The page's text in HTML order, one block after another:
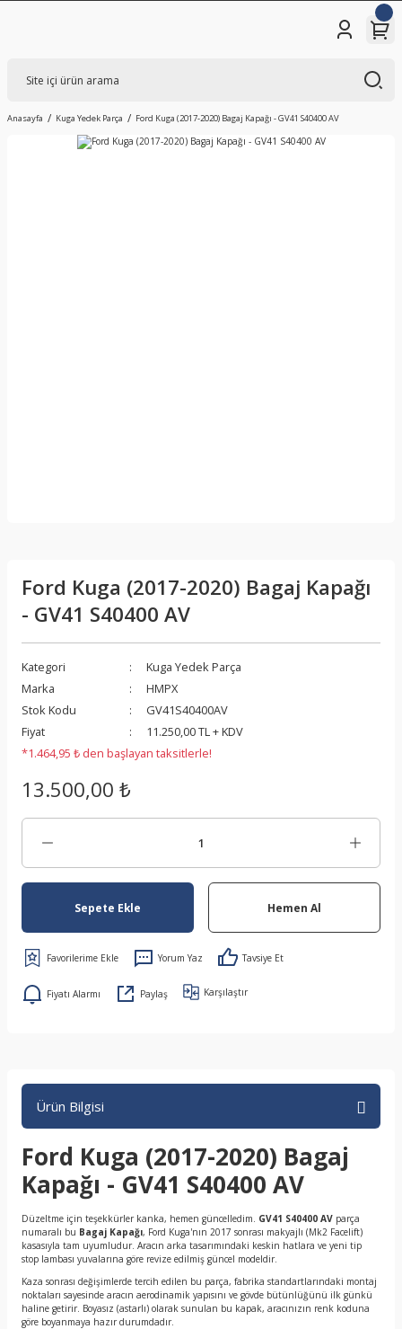
Anasayfa Kuga Yedek Parça Ford Kuga (2017-2020) Bagaj Kapağı - GV41 S40400 AV
Ford Kuga (2017-2020) Bagaj Kapağı
- GV41 S40400 AV
Kategori
Kuga Yedek Parça
Marka
HMPX
Stok Kodu
GV41S40400AV
Fiyat
11.250,00 TL + KDV
*1.464,95 ₺ den başlayan taksitlerle!
13.500,00 ₺
Sepete Ekle Hemen Al
Yorum Yaz Tavsiye Et
Fiyatı Alarmı Paylaş Karşılaştır
Ürün Bilgisi
Ford Kuga (2017-2020) Bagaj
Kapağı - GV41 S40400 AV
Düzeltme için teşekkürler kanka, hemen güncelledim. GV41 S40400 AV parça
numaralı bu Bagaj Kapağı, Ford Kuga'nın 2017 sonrası makyajlı (Mk2 Facelift)
kasasıyla tam uyumludur. Aracın arka tasarımındaki keskin hatlara ve yeni tip
stop lambası yuvalarına göre revize edilmiş güncel modeldir.
Kaza sonrası değişimlerde tercih edilen bu parça, fabrika standartlarındaki montaj
noktaları sayesinde aracın aerodinamik yapısını ve gövde bütünlüğünü ilk günkü
haline getirir. Boyasız (astarlı) olarak sunulan bu kapak, aracınızın renk koduna
göre boyanmaya hazır durumdadır.